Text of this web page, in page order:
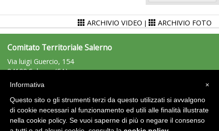
ARCHIVIO VIDEO | ARCHIVIO FOTO
Comitato Territoriale Salerno
Via luigi Guercio, 154
84100 Salerno (SA)
Tel: 089/797446 - 329/0264306 - Fax: 089797446
C.F.: 95075950659
Area Riservata 2.0
×
Informativa
Questo sito o gli strumenti terzi da questo utilizzati si avvalgono
di cookie necessari al funzionamento ed utili alle finalità illustrate
nella cookie policy. Se vuoi saperne di più o negare il consenso